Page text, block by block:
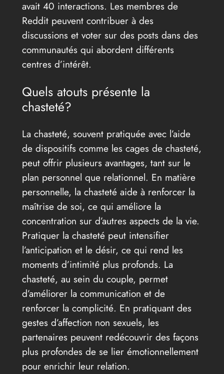
avait 40 interactions. Les membres de
Reddit peuvent contribuer à des
discussions et voter sur des posts dans des
communautés qui abordent différents
centres d’intérêt.
Quels atouts présente la
chasteté?
La chasteté, souvent pratiquée avec l’aide
de dispositifs comme les cages de chasteté,
peut offrir plusieurs avantages, tant sur le
plan personnel que relationnel. En matière
personnelle, la chasteté aide à renforcer la
maîtrise de soi, ce qui améliore la
concentration sur d’autres aspects de la vie.
Pratiquer la chasteté peut intensifier
l’anticipation et le désir, ce qui rend les
moments d’intimité plus profonds. La
chasteté, au sein du couple, permet
d’améliorer la communication et de
renforcer la complicité. En pratiquant des
gestes d’affection non sexuels, les
partenaires peuvent redécouvrir des façons
plus profondes de se lier émotionnellement
pour enrichir leur relation.